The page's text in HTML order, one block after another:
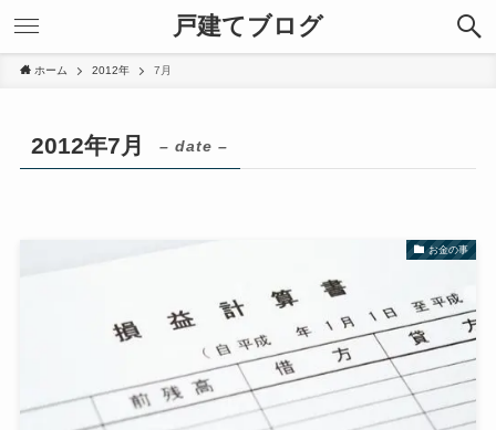
戸建てブログ
ホーム 2012年 7月
2012年7月 – date –
お金の事